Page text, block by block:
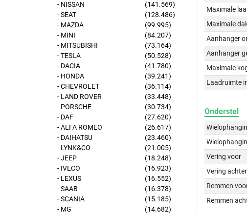
- NISSAN
(141.569)
- SEAT
(128.486)
- MAZDA
(99.995)
- MINI
(84.207)
- MITSUBISHI
(73.164)
- TESLA
(50.528)
- DACIA
(41.780)
- HONDA
(39.241)
- CHEVROLET
(36.114)
- LAND ROVER
(33.448)
- PORSCHE
(30.734)
- DAF
(27.620)
- ALFA ROMEO
(26.617)
- DAIHATSU
(23.460)
- LYNK&CO
(21.005)
- JEEP
(18.248)
- IVECO
(16.923)
- LEXUS
(16.552)
- SAAB
(16.378)
- SCANIA
(15.185)
- MG
(14.682)
Maximale
Maximale
Aanhanger
Aanhanger
Maximale
Laadruimte
Onderstel
Vering voor
Vering achter
Remmen
Remmen